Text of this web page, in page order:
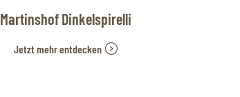
Martinshof Dinkelspirelli
Jetzt mehr entdecken